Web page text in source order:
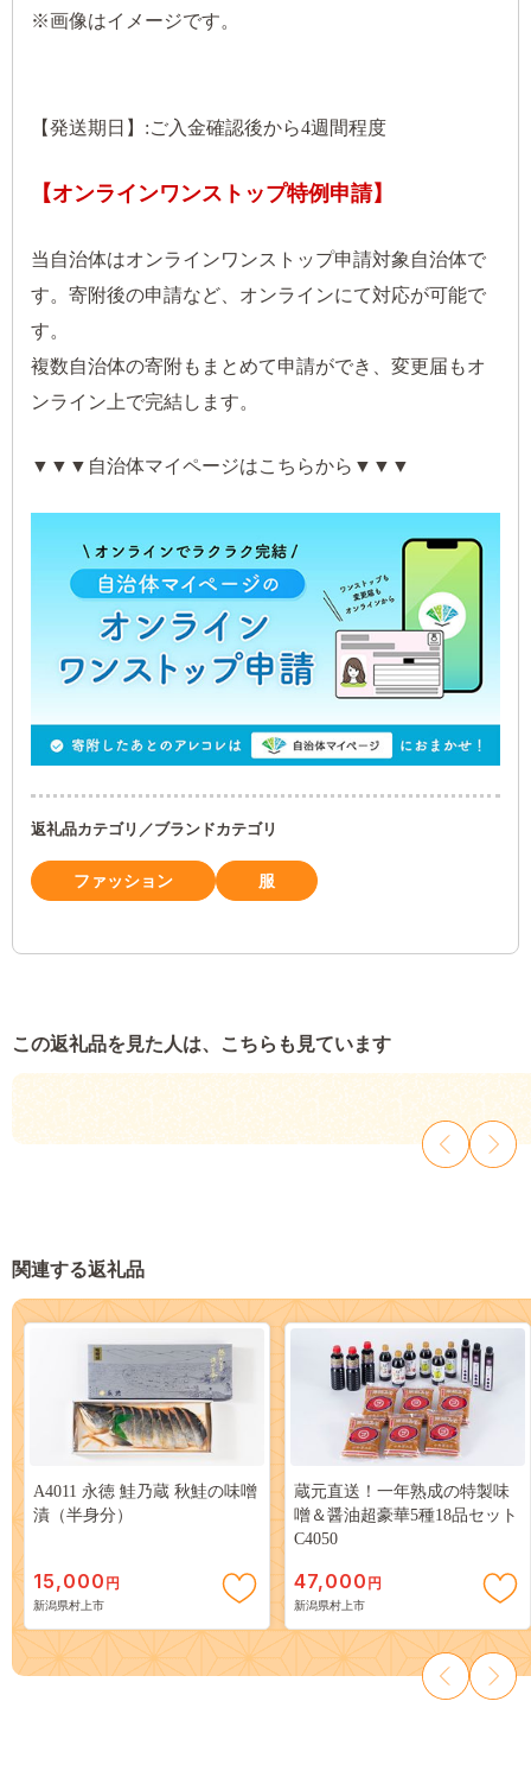
※画像はイメージです。
【発送期日】:ご入金確認後から4週間程度
【オンラインワンストップ特例申請】
当自治体はオンラインワンストップ申請対象自治体で
す。寄附後の申請など、オンラインにて対応が可能で
す。
複数自治体の寄附もまとめて申請ができ、変更届もオ
ンライン上で完結します。
▼▼▼自治体マイページはこちらから▼▼▼
返礼品カテゴリ／ブランドカテゴリ
ファッション 服
この返礼品を見た人は、こちらも見ています
関連する返礼品
A4011 永徳 鮭乃蔵 秋鮭の味噌
漬（半身分）
15,000 円
新潟県村上市
蔵元直送！一年熟成の特製味
噌＆醤油超豪華5種18品セット
C4050
47,000 円
新潟県村上市